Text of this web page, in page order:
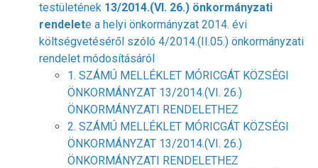
testületének 13/2014.(VI. 26.) önkormányzati
rendelete a helyi önkormányzat 2014. évi
költségvetéséről szóló 4/2014.(II.05.) önkormányzati
rendelet módosításáról
1. SZÁMÚ MELLÉKLET MÓRICGÁT KÖZSÉGI
ÖNKORMÁNYZAT 13/2014.(VI. 26.)
ÖNKORMÁNYZATI RENDELETHEZ
2. SZÁMÚ MELLÉKLET MÓRICGÁT KÖZSÉGI
ÖNKORMÁNYZAT 13/2014.(VI. 26.)
ÖNKORMÁNYZATI RENDELETHEZ